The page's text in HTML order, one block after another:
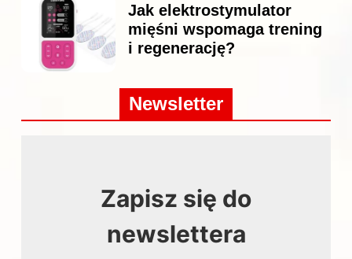
Jak elektrostymulator
mięśni wspomaga trening
i regenerację?
Newsletter
Zapisz się do
newslettera